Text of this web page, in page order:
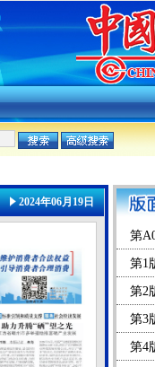
2024年06月19日
第
第1
第2
第3
第4